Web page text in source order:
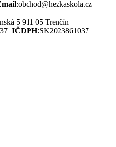
:obchod@hezkaskola.cz
5 911 05 Trenčín
IČDPH:SK2023861037